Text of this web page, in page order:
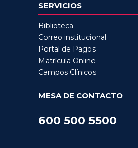
SERVICIOS
Biblioteca
Correo institucional
Portal de Pagos
Matrícula Online
Campos Clínicos
MESA DE CONTACTO
600 500 5500